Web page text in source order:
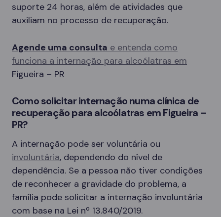
suporte 24 horas, além de atividades que
auxiliam no processo de recuperação.
Agende uma consulta e entenda como
funciona a internação para alcoólatras em
Figueira – PR
Como solicitar internação numa clínica de
recuperação para alcoólatras em Figueira –
PR?
A internação pode ser voluntária ou
involuntária, dependendo do nível de
dependência. Se a pessoa não tiver condições
de reconhecer a gravidade do problema, a
família pode solicitar a internação involuntária
com base na Lei nº 13.840/2019.